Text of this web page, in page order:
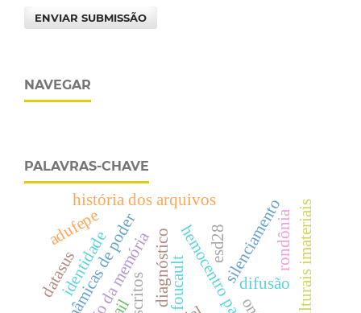
ENVIAR SUBMISSÃO
NAVEGAR
PALAVRAS-CHAVE
hemocentro paraíba
silenciamento
dinâmicas de poder foucault
diagnóstico
identidade difusão
história dos arquivos
esd28
datasus
rondônia
adufepe